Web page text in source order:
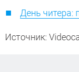
День читера:
Источник: